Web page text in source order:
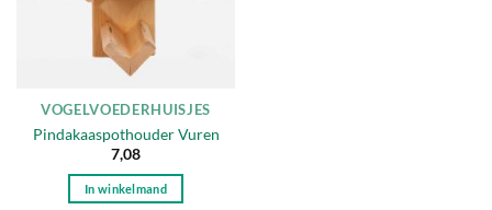
VOGELVOEDERHUISJES
Pindakaaspothouder Vuren
7,08
In winkelmand